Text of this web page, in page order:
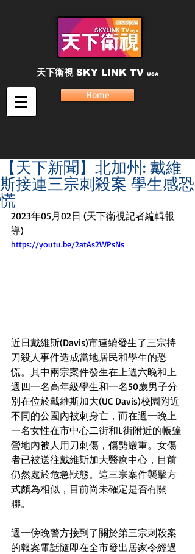
天下衛視 SKY LINK TV USA
Home
【天下新聞】北加州: 戴維
斯接連三宗刺殺案 學生感恐
慌
2023年05月02日 (天下衛視記者編輯報
導)
https://youtu.be/2atAs2WPsNs
近日戴維斯(Davis)市連續發生了三宗持
刀殺人事件造成當地居民和學生的恐
慌。其中兩宗案件發生在上週六晚和上
週四一名高年級學生和一名50歲男子分
別在位於戴維斯加大(UC Davis)校園附近
不同的公園內被刺身亡，而在週一晚上
一名女性在市中心二街和L街附近的帳篷
營地內被人用刀刺傷，傷勢嚴重。女傷
者已被送往戴維斯加大醫療中心，目前
仍然處於危急狀態。這三宗案件襲擊方
式頗為相似，目前尚未確定是否有關
聯。
週一傍晚警方接到了關於第三宗刺殺案
的報案電話隨即在全市發出居家令經過